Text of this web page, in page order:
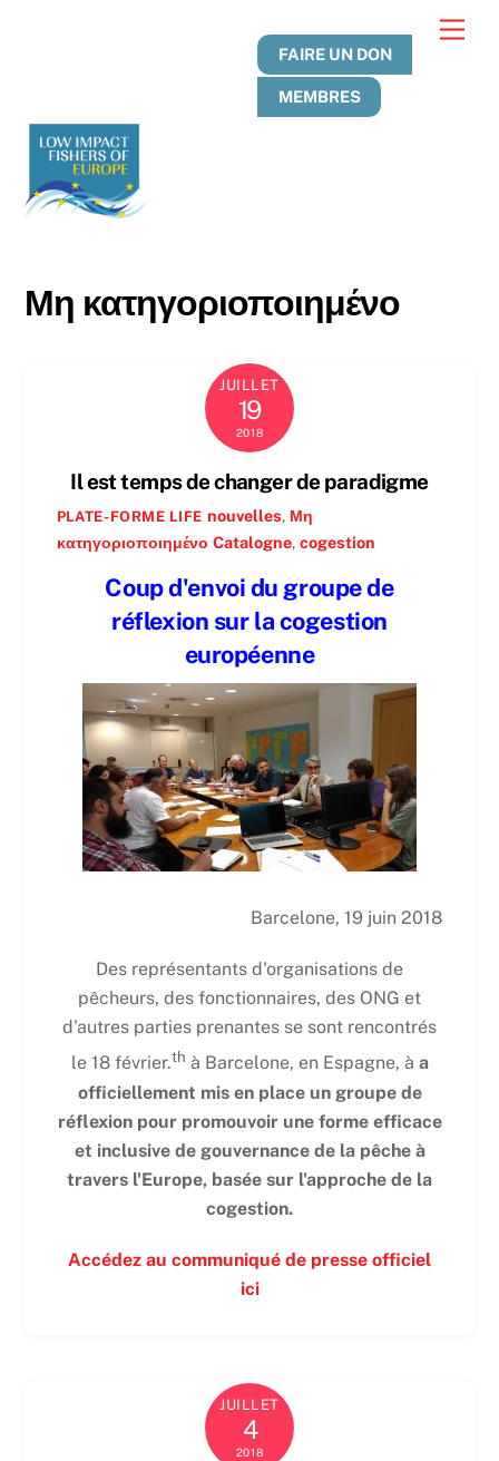
FAIRE UN DON
MEMBRES
Μη κατηγοριοποιημένο
JUILLET
19
2018
Il est temps de changer de paradigme
PLATE-FORME LIFE nouvelles, Μη
κατηγοριοποιημένο Catalogne, cogestion
Coup d'envoi du groupe de
réflexion sur la cogestion
européenne
Barcelone, 19 juin 2018
Des représentants d'organisations de
pêcheurs, des fonctionnaires, des ONG et
d'autres parties prenantes se sont rencontrés
le 18 février.th à Barcelone, en Espagne, à a
officiellement mis en place un groupe de
réflexion pour promouvoir une forme efficace
et inclusive de gouvernance de la pêche à
travers l'Europe, basée sur l'approche de la
cogestion.
Accédez au communiqué de presse officiel
ici
JUILLET
4
2018